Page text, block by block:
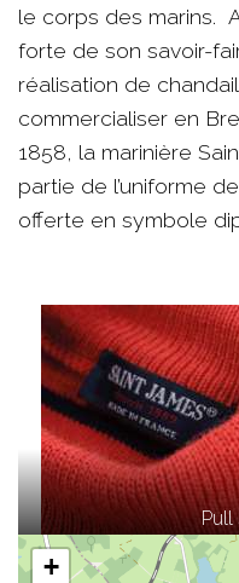
le corps des marins.
forte de son savoir-
réalisation de
commercialiser en
1858, la marinière
partie de l’uniforme
offerte en symbole
Pull
+